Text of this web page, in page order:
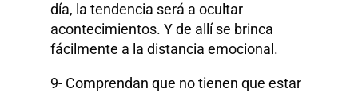
día, la tendencia será a ocultar
acontecimientos. Y de allí se brinca
fácilmente a la distancia emocional.
9- Comprendan que no tienen que estar